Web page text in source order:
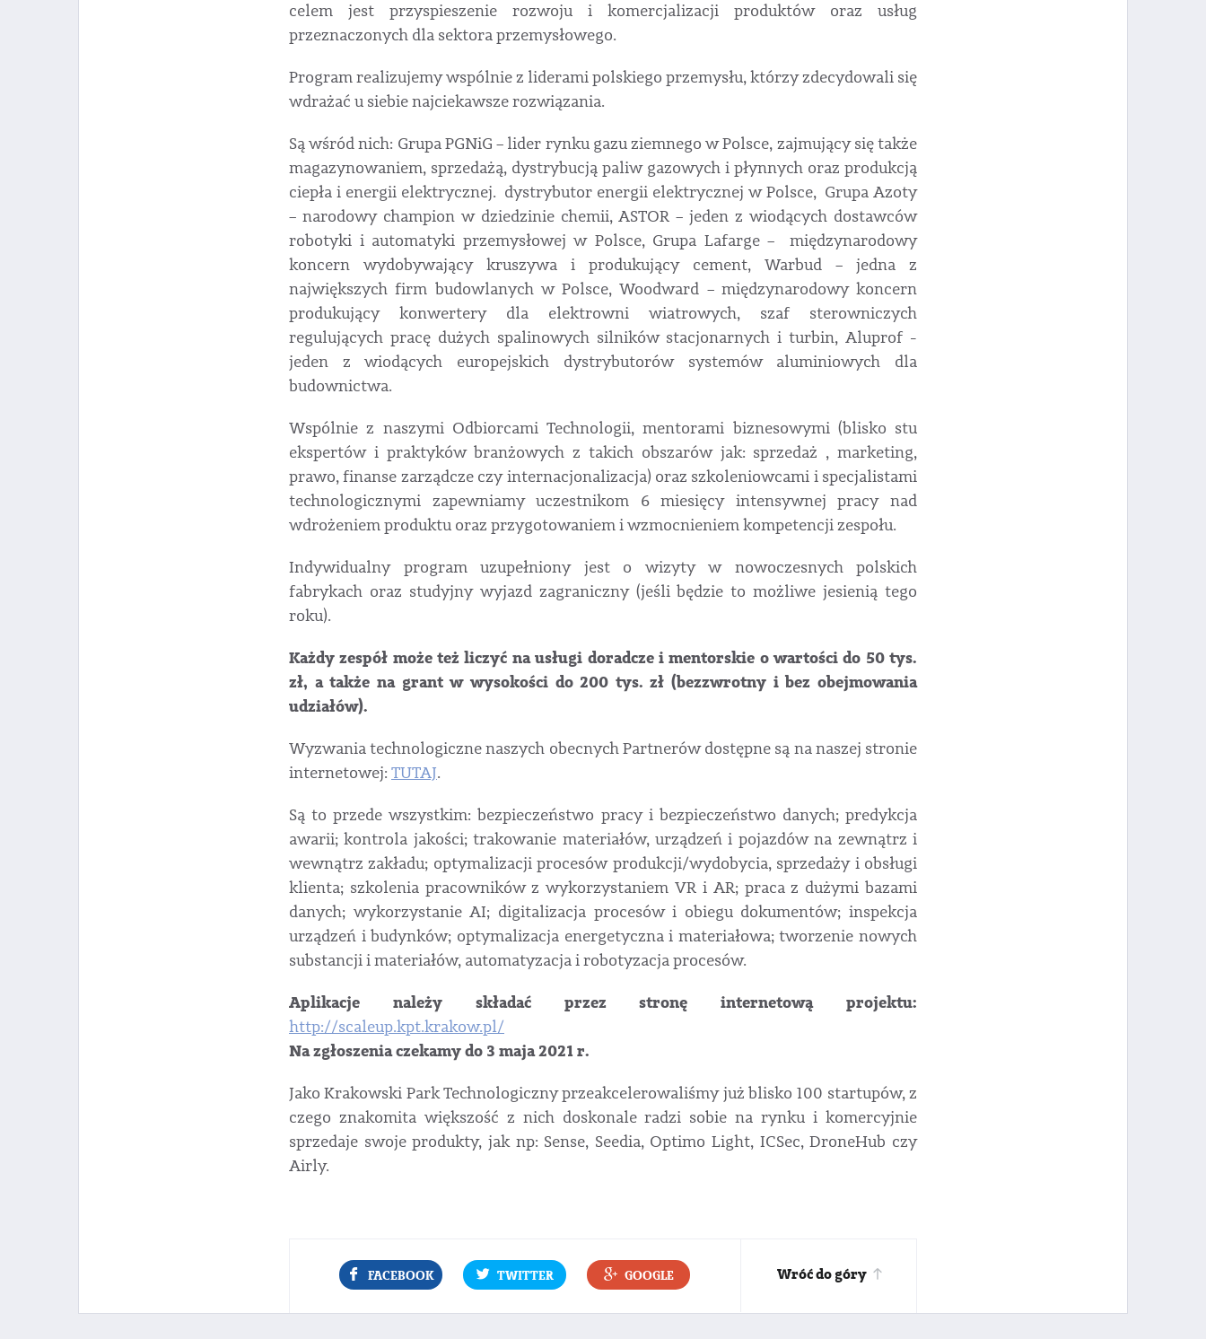
celem jest przyspieszenie rozwoju i komercjalizacji produktów oraz usług
przeznaczonych dla sektora przemysłowego.
Program realizujemy wspólnie z liderami polskiego przemysłu, którzy zdecydowali się
wdrażać u siebie najciekawsze rozwiązania.
Są wśród nich: Grupa PGNiG – lider rynku gazu ziemnego w Polsce, zajmujący się także
magazynowaniem, sprzedażą, dystrybucją paliw gazowych i płynnych oraz produkcją
ciepła i energii elektrycznej. dystrybutor energii elektrycznej w Polsce, Grupa Azoty
– narodowy champion w dziedzinie chemii, ASTOR – jeden z wiodących dostawców
robotyki i automatyki przemysłowej w Polsce, Grupa Lafarge – międzynarodowy
koncern wydobywający kruszywa i produkujący cement, Warbud – jedna z
największych firm budowlanych w Polsce, Woodward – międzynarodowy koncern
produkujący konwertery dla elektrowni wiatrowych, szaf sterowniczych
regulujących pracę dużych spalinowych silników stacjonarnych i turbin, Aluprof -
jeden z wiodących europejskich dystrybutorów systemów aluminiowych dla
budownictwa.
Wspólnie z naszymi Odbiorcami Technologii, mentorami biznesowymi (blisko stu
ekspertów i praktyków branżowych z takich obszarów jak: sprzedaż , marketing,
prawo, finanse zarządcze czy internacjonalizacja) oraz szkoleniowcami i specjalistami
technologicznymi zapewniamy uczestnikom 6 miesięcy intensywnej pracy nad
wdrożeniem produktu oraz przygotowaniem i wzmocnieniem kompetencji zespołu.
Indywidualny program uzupełniony jest o wizyty w nowoczesnych polskich
fabrykach oraz studyjny wyjazd zagraniczny (jeśli będzie to możliwe jesienią tego
roku).
Każdy zespół może też liczyć na usługi doradcze i mentorskie o wartości do 50 tys.
zł, a także na grant w wysokości do 200 tys. zł (bezzwrotny i bez obejmowania
udziałów).
Wyzwania technologiczne naszych obecnych Partnerów dostępne są na naszej stronie
internetowej: TUTAJ.
Są to przede wszystkim: bezpieczeństwo pracy i bezpieczeństwo danych; predykcja
awarii; kontrola jakości; trakowanie materiałów, urządzeń i pojazdów na zewnątrz i
wewnątrz zakładu; optymalizacji procesów produkcji/wydobycia, sprzedaży i obsługi
klienta; szkolenia pracowników z wykorzystaniem VR i AR; praca z dużymi bazami
danych; wykorzystanie AI; digitalizacja procesów i obiegu dokumentów; inspekcja
urządzeń i budynków; optymalizacja energetyczna i materiałowa; tworzenie nowych
substancji i materiałów, automatyzacja i robotyzacja procesów.
Aplikacje należy składać przez stronę internetową projektu:
http://scaleup.kpt.krakow.pl/
Na zgłoszenia czekamy do 3 maja 2021 r.
Jako Krakowski Park Technologiczny przeakcelerowaliśmy już blisko 100 startupów, z
czego znakomita większość z nich doskonale radzi sobie na rynku i komercyjnie
sprzedaje swoje produkty, jak np: Sense, Seedia, Optimo Light, ICSec, DroneHub czy
Airly.
FACEBOOK TWITTER GOOGLE Wróć do góry